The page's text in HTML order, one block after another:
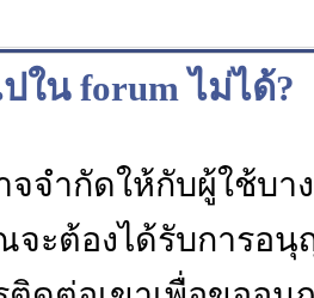
ใน forum ไม่ได้?
จจำกัดให้กับผู้ใช้บ
ะต้องได้รับการอนุ